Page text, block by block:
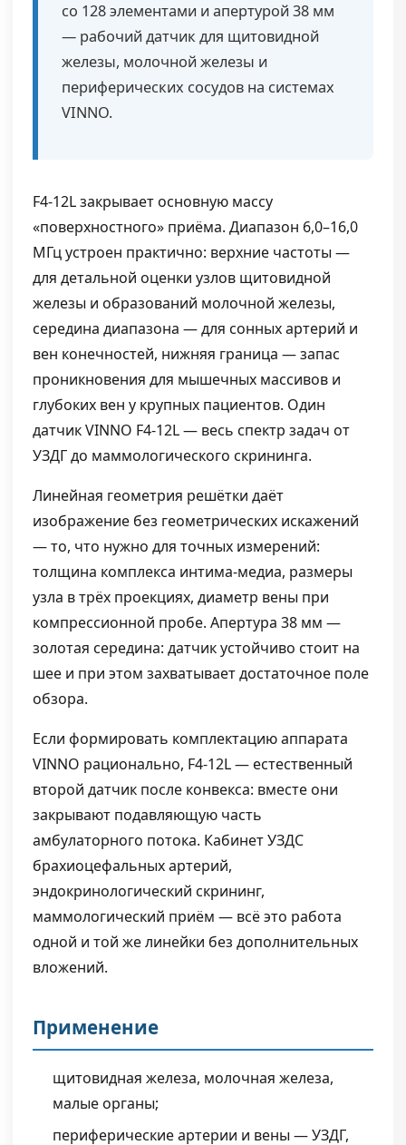
со 128 элементами и апертурой 38 мм
— рабочий датчик для щитовидной
железы, молочной железы и
периферических сосудов на системах
VINNO.
F4-12L закрывает основную массу
«поверхностного» приёма. Диапазон 6,0–16,0
МГц устроен практично: верхние частоты —
для детальной оценки узлов щитовидной
железы и образований молочной железы,
середина диапазона — для сонных артерий и
вен конечностей, нижняя граница — запас
проникновения для мышечных массивов и
глубоких вен у крупных пациентов. Один
датчик VINNO F4-12L — весь спектр задач от
УЗДГ до маммологического скрининга.
Линейная геометрия решётки даёт
изображение без геометрических искажений
— то, что нужно для точных измерений:
толщина комплекса интима-медиа, размеры
узла в трёх проекциях, диаметр вены при
компрессионной пробе. Апертура 38 мм —
золотая середина: датчик устойчиво стоит на
шее и при этом захватывает достаточное поле
обзора.
Если формировать комплектацию аппарата
VINNO рационально, F4-12L — естественный
второй датчик после конвекса: вместе они
закрывают подавляющую часть
амбулаторного потока. Кабинет УЗДС
брахиоцефальных артерий,
эндокринологический скрининг,
маммологический приём — всё это работа
одной и той же линейки без дополнительных
вложений.
Применение
щитовидная железа, молочная железа,
малые органы;
периферические артерии и вены — УЗДГ,